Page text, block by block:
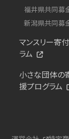
福井県共同募
新潟県共同募
マンスリー寄
ラム
小さな団体の
援プログラム